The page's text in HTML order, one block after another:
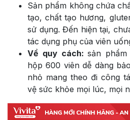
Sản phẩm không chứa
tạo, chất tạo hương,
sử dụng. Đến hiện tại,
tác dụng phụ của viên
Về quy cách:sản
hộp 600 viên dễ dàng
nhỏ mang theo đi công
vệ sức khỏe mọi lúc, mọi